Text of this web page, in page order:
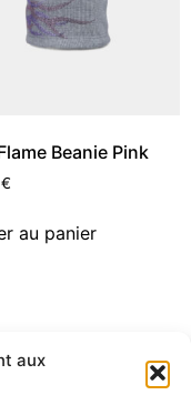
aux
Beanie Pink
€
au panier